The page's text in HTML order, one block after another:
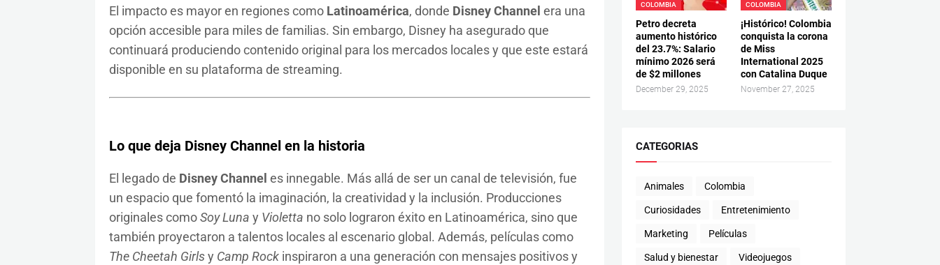
El impacto es mayor en regiones como Latinoamérica, donde Disney Channel era una
opción accesible para miles de familias. Sin embargo, Disney ha asegurado que
continuará produciendo contenido original para los mercados locales y que este estará
disponible en su plataforma de streaming.
Lo que deja Disney Channel en la historia
El legado de Disney Channel es innegable. Más allá de ser un canal de televisión, fue
un espacio que fomentó la imaginación, la creatividad y la inclusión. Producciones
originales comoSoy Luna y Violetta no solo lograron éxito en Latinoamérica, sino que
también proyectaron a talentos locales al escenario global. Además, películas como
The Cheetah Girlsy Camp Rockinspiraron a una generación con mensajes positivos y
COLOMBIA
Petro decreta
aumento histórico
del 23.7%: Salario
mínimo 2026 será
de $2 millones
December 29, 2025
COLOMBIA
¡Histórico! Colombia
conquista la corona
de Miss
International 2025
con Catalina Duque
November 27, 2025
CATEGORIAS
Animales Colombia
Curiosidades Entretenimiento
Marketing Películas
Salud y bienestar Videojuegos